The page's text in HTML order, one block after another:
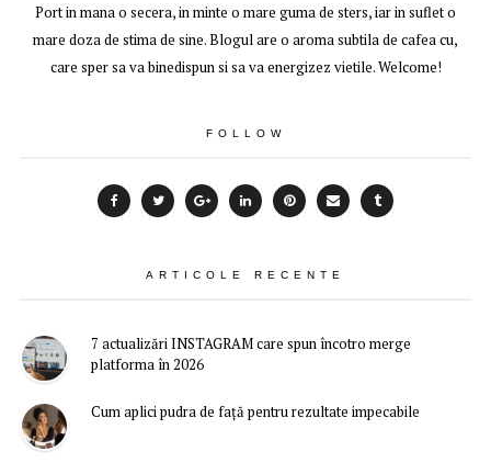
Port in mana o secera, in minte o mare guma de sters, iar in suflet o
mare doza de stima de sine. Blogul are o aroma subtila de cafea cu,
care sper sa va binedispun si sa va energizez vietile. Welcome!
FOLLOW
ARTICOLE RECENTE
7 actualizări INSTAGRAM care spun încotro merge
platforma în 2026
Cum aplici pudra de față pentru rezultate impecabile